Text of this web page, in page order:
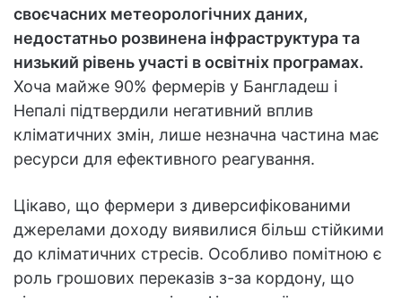
своєчасних метеорологічних даних,
недостатньо розвинена інфраструктура та
низький рівень участі в освітніх програмах.
Хоча майже 90% фермерів у Бангладеш і
Непалі підтвердили негативний вплив
кліматичних змін, лише незначна частина має
ресурси для ефективного реагування.
Цікаво, що фермери з диверсифікованими
джерелами доходу виявилися більш стійкими
до кліматичних стресів. Особливо помітною є
роль грошових переказів з-за кордону, що